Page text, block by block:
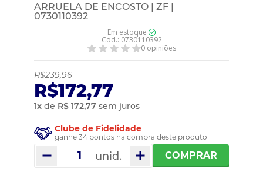
ARRUELA DE ENCOSTO | ZF |
0730110392
Em estoque
Cod.: 0730110392
0 opiniões
R$239,96
R$172,77
1x de R$ 172,77 sem juros
Clube de Fidelidade
ganhe 34 pontos na compra deste produto
unid. COMPRAR